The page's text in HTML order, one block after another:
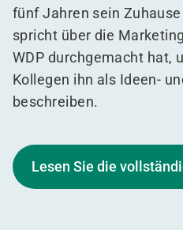
fünf Jahren sein Zuhause
spricht über die
WDP durchgemacht hat,
Kollegen ihn als Ideen-
beschreiben.
Lesen Sie die